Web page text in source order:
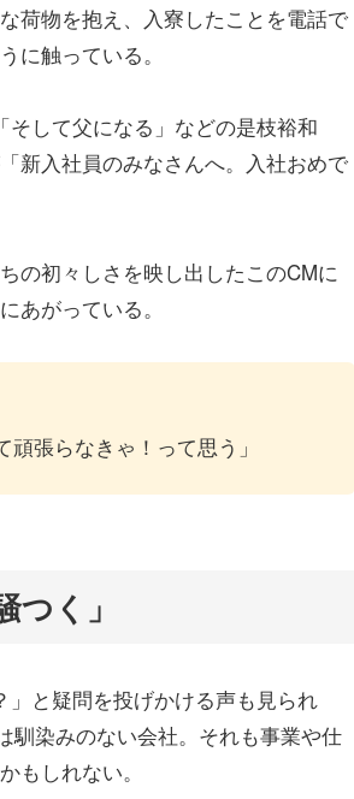
荷物を抱え、入寮したことを電話で
に触っている。
して父になる」などの是枝裕和
新入社員のみなさんへ。入社おめで
の初々しさを映し出したこのCMに
あがっている。
張らなきゃ！って思う」
く」
と疑問を投げかける声も見られ
馴染みのない会社。それも事業や仕
もしれない。